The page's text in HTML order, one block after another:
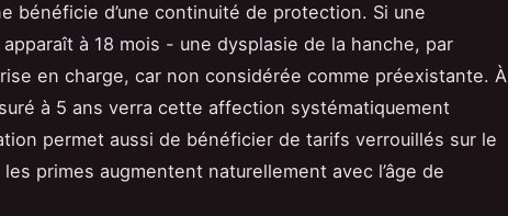
bénéficie d’une continuité de protection. Si une
à 18 mois - une dysplasie de la hanche, par
en charge, car non considérée comme préexistante. À
à 5 ans verra cette affection systématiquement
permet aussi de bénéficier de tarifs verrouillés sur le
primes augmentent naturellement avec l’âge de